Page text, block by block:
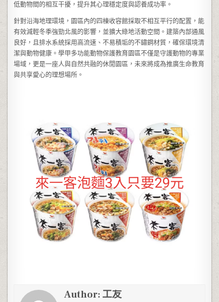
低動物間的相互干擾，提升其心理穩定度與認養成功率。
針對沿海地理環境，園區內的四棟收容館採取不相互平行的配置，能
有效減輕冬季強勁北風的影響，並擴大綠地活動空間。建築內部通風
良好，且排水系統採用高流速、不易積垢的不鏽鋼材質，確保環境清
潔與動物健康。學甲多功能動物保護教育園區不僅是守護動物的專業
場域，更是一座人與自然共融的休閒園區，未來將成為推廣生命教育
與共享愛心的理想場所。
Author: 工友